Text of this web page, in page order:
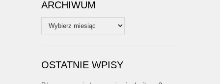
ARCHIWUM
Archiwum
OSTATNIE WPISY